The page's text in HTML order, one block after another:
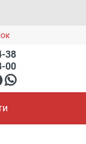
38
00